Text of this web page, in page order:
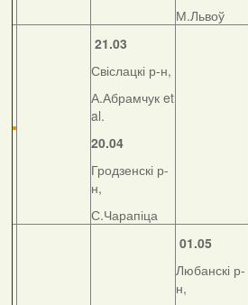
М.Львоў
21.03
Свіслацкі р-н,
А.Абрамчук et
al.
20.04
Гродзенскі р-
н,
С.Чарапіца
01.05
Любанскі р-
н,